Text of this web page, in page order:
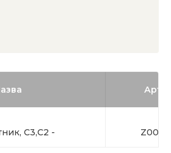
C3,C2 -